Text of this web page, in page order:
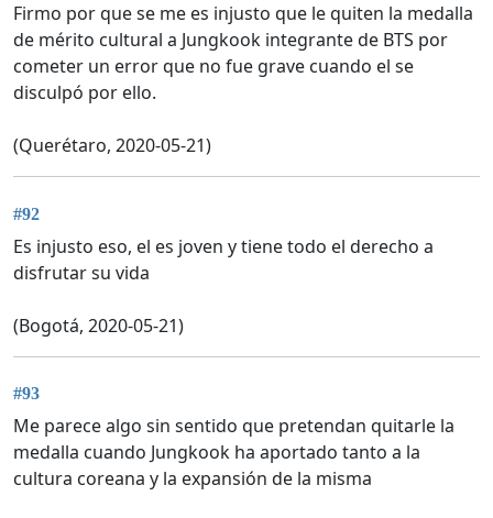
Firmo por que se me es injusto que le quiten la medalla
de mérito cultural a Jungkook integrante de BTS por
cometer un error que no fue grave cuando el se
disculpó por ello.
(Querétaro, 2020-05-21)
#92
Es injusto eso, el es joven y tiene todo el derecho a
disfrutar su vida
(Bogotá, 2020-05-21)
#93
Me parece algo sin sentido que pretendan quitarle la
medalla cuando Jungkook ha aportado tanto a la
cultura coreana y la expansión de la misma